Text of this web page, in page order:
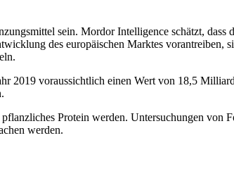
sein. Mordor Intelligence schätzt,
des europäischen Marktes
2019 voraussichtlich einen Wert von 18,5
Protein werden. Untersuchungen von
werden.